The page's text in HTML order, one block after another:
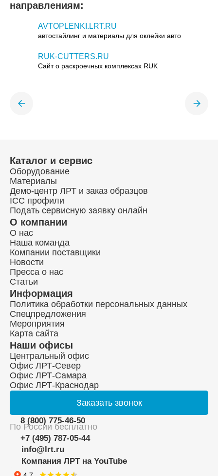
направлениям:
AVTOPLENKI.LRT.RU
автостайлинг и материалы для оклейки авто
RUK-CUTTERS.RU
Сайт о раскроечных комплексах RUK
Каталог и сервис
Оборудование
Материалы
Демо-центр ЛРТ и заказ образцов
ICC профили
Подать сервисную заявку онлайн
Информация
Политика обработки персональных данных
Спецпредложения
Мероприятия
Карта сайта
О компании
О нас
Наша команда
Компании поставщики
Новости
Пресса о нас
Статьи
Наши офисы
Центральный офис
Офис ЛРТ-Север
Офис ЛРТ-Самара
Офис ЛРТ-Краснодар
Заказать звонок
8 (800) 775-46-50
По России бесплатно
+7 (495) 787-05-44
info@lrt.ru
Компания ЛРТ на YouTube